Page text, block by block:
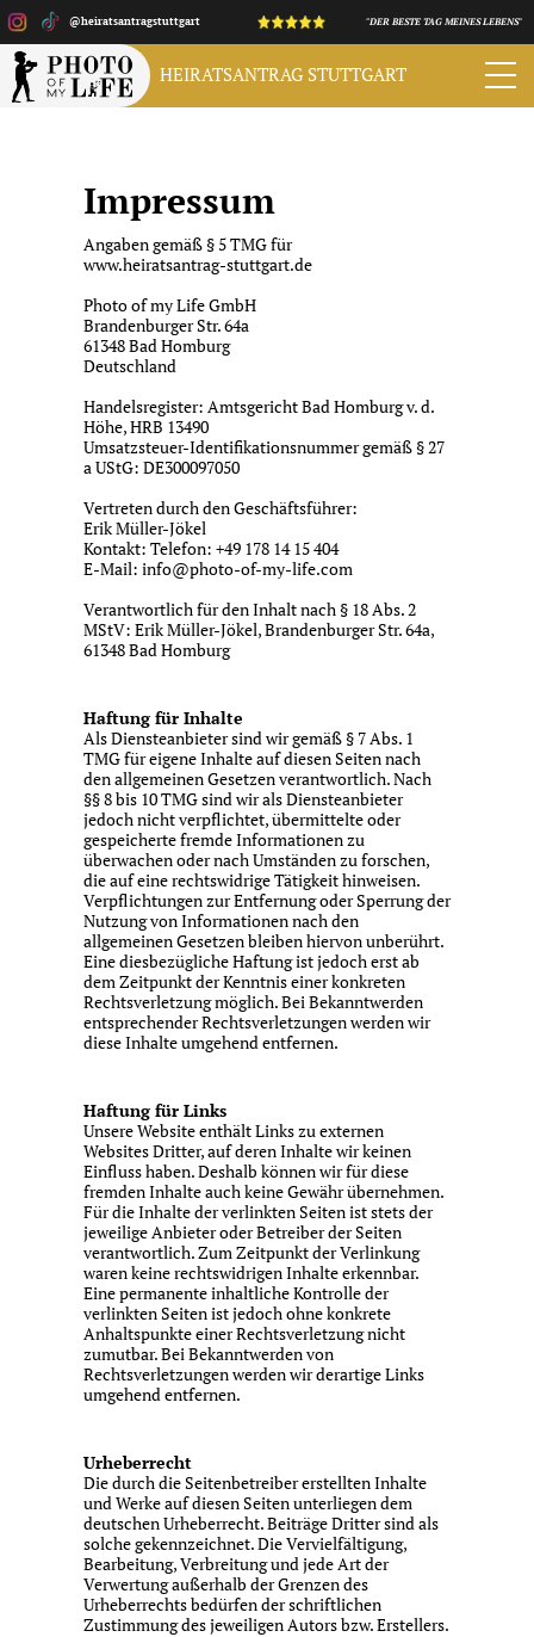
"DER BESTE TAG MEINES LEBENS"
@heiratsantragstuttgart
HEIRATSANTRAG STUTTGART
Impressum
Angaben gemäß § 5 TMG für
www.heiratsantrag-stuttgart.de
Photo of my Life GmbH
Brandenburger Str. 64a
61348 Bad Homburg
Deutschland
Handelsregister: Amtsgericht Bad Homburg v. d.
Höhe, HRB 13490
Umsatzsteuer-Identifikationsnummer gemäß § 27
a UStG: DE300097050
Vertreten durch den Geschäftsführer:
Erik Müller-Jökel
Kontakt: Telefon: +49 178 14 15 404
E-Mail: info@photo-of-my-life.com
Verantwortlich für den Inhalt nach § 18 Abs. 2
MStV: Erik Müller-Jökel, Brandenburger Str. 64a,
61348 Bad Homburg
Haftung für Inhalte
Als Diensteanbieter sind wir gemäß § 7 Abs. 1
TMG für eigene Inhalte auf diesen Seiten nach
den allgemeinen Gesetzen verantwortlich. Nach
§§ 8 bis 10 TMG sind wir als Diensteanbieter
jedoch nicht verpflichtet, übermittelte oder
gespeicherte fremde Informationen zu
überwachen oder nach Umständen zu forschen,
die auf eine rechtswidrige Tätigkeit hinweisen.
Verpflichtungen zur Entfernung oder Sperrung der
Nutzung von Informationen nach den
allgemeinen Gesetzen bleiben hiervon unberührt.
Eine diesbezügliche Haftung ist jedoch erst ab
dem Zeitpunkt der Kenntnis einer konkreten
Rechtsverletzung möglich. Bei Bekanntwerden
entsprechender Rechtsverletzungen werden wir
diese Inhalte umgehend entfernen.
Haftung für Links
Unsere Website enthält Links zu externen
Websites Dritter, auf deren Inhalte wir keinen
Einfluss haben. Deshalb können wir für diese
fremden Inhalte auch keine Gewähr übernehmen.
Für die Inhalte der verlinkten Seiten ist stets der
jeweilige Anbieter oder Betreiber der Seiten
verantwortlich. Zum Zeitpunkt der Verlinkung
waren keine rechtswidrigen Inhalte erkennbar.
Eine permanente inhaltliche Kontrolle der
verlinkten Seiten ist jedoch ohne konkrete
Anhaltspunkte einer Rechtsverletzung nicht
zumutbar. Bei Bekanntwerden von
Rechtsverletzungen werden wir derartige Links
umgehend entfernen.
Urheberrecht
Die durch die Seitenbetreiber erstellten Inhalte
und Werke auf diesen Seiten unterliegen dem
deutschen Urheberrecht. Beiträge Dritter sind als
solche gekennzeichnet. Die Vervielfältigung,
Bearbeitung, Verbreitung und jede Art der
Verwertung außerhalb der Grenzen des
Urheberrechts bedürfen der schriftlichen
Zustimmung des jeweiligen Autors bzw. Erstellers.